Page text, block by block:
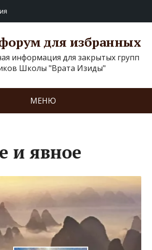
для избранных
информация для закрытых групп
Школы "Врата Изиды"
МЕНЮ
и явное